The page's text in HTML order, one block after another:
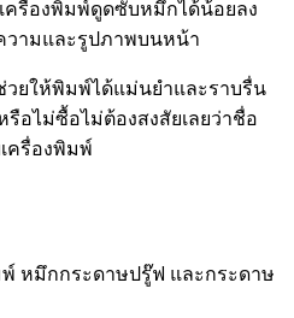
ครื่องพิมพ์ดูดซับหมึกได้น้อยลง
วามและรูปภาพบนหน้า
ยให้พิมพ์ได้แม่นยำและราบรื่น
อไม่ซื้อไม่ต้องสงสัยเลยว่าชื่อ
ครื่องพิมพ์
หมึกกระดาษปรู๊ฟ และกระดาษ